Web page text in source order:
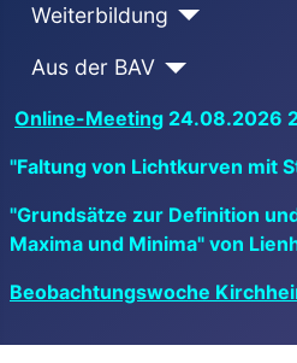
Weiterbildung
Aus der BAV
Online-Meeting 24.08.2026
"Faltung von Lichtkurven mit
"Grundsätze zur Definition
Maxima und Minima" von
Beobachtungswoche